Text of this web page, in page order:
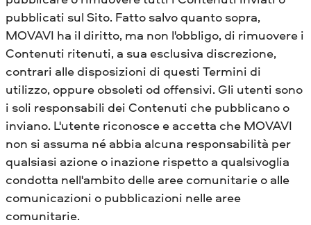
pubblicati sul Sito. Fatto salvo quanto sopra,
MOVAVI ha il diritto, ma non l'obbligo, di rimuovere i
Contenuti ritenuti, a sua esclusiva discrezione,
contrari alle disposizioni di questi Termini di
utilizzo, oppure obsoleti od offensivi. Gli utenti sono
i soli responsabili dei Contenuti che pubblicano o
inviano. L'utente riconosce e accetta che MOVAVI
non si assuma né abbia alcuna responsabilità per
qualsiasi azione o inazione rispetto a qualsivoglia
condotta nell'ambito delle aree comunitarie o alle
comunicazioni o pubblicazioni nelle aree
comunitarie.